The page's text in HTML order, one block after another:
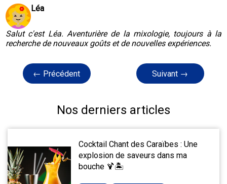
Léa
Salut c'est Léa. Aventurière de la mixologie, toujours à la
recherche de nouveaux goûts et de nouvelles expériences.
← Précédent Suivant →
Nos derniers articles
Cocktail Chant des Caraïbes : Une
explosion de saveurs dans ma
bouche 🍹🏝️